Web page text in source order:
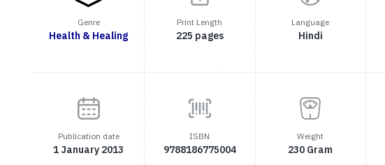
Genre
Health & Healing
Print Length
225 pages
Language
Hindi
Publication date
1 January 2013
ISBN
9788186775004
Weight
230 Gram